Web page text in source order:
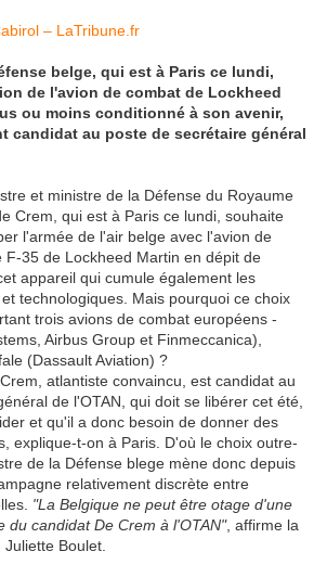
– LaTribune.fr
belge, qui est à Paris ce lundi,
de l'avion de combat de Lockheed
ou moins conditionné à son avenir,
candidat au poste de secrétaire général
et ministre de la Défense du Royaume
Crem, qui est à Paris ce lundi, souhaite
l'armée de l'air belge avec l'avion de
F-35 de Lockheed Martin en dépit de
appareil qui cumule également les
technologiques. Mais pourquoi ce choix
trois avions de combat européens -
Airbus Group et Finmeccanica),
(Dassault Aviation) ?
atlantiste convaincu, est candidat au
de l'OTAN, qui doit se libérer cet été,
et qu'il a donc besoin de donner des
explique-t-on à Paris. D'où le choix outre-
de la Défense blege mène donc depuis
relativement discrète entre
"La Belgique ne peut être otage d'une
du candidat De Crem à l'OTAN", affirme la
Boulet.